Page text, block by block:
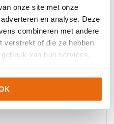
onze site met onze
en analyse. Deze
combineren met andere
verstrekt of die ze hebben
van hun services.
Black Red